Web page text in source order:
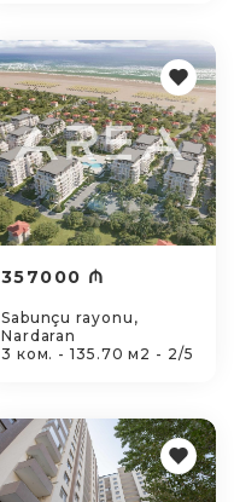
357000 ₼
Sabunçu rayonu,
Nardaran
3 ком. - 135.70 м2 - 2/5